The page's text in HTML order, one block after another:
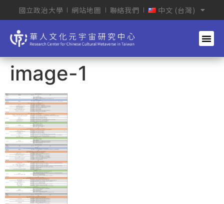
國立政治大學 網站地圖 聯絡我們 中文 (台灣)
image-1